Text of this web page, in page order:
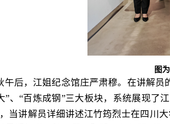
图
午后，江姐纪念馆庄严肃穆。在讲解员
”、“百炼成钢”三大板块，系统展现了
当讲解员详细讲述江竹筠烈士在四川